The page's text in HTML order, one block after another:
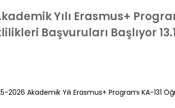
Yılı Erasmus+
Başvuruları Başlıyor
Akademik Yılı Erasmus+ Programı KA-131